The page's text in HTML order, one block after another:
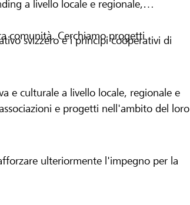
a livello locale e regionale,
comunità. Cerchiamo progetti
svizzero e i principi cooperativi di
e culturale a livello locale, regionale e
e progetti nell'ambito del loro
ulteriormente l'impegno per la